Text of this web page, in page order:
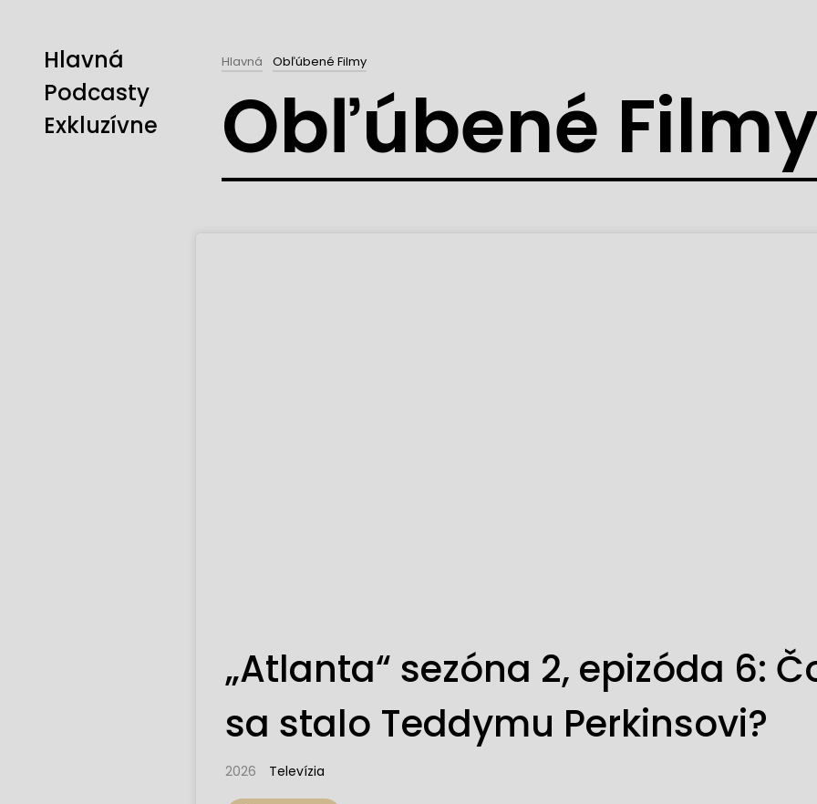
Hlavná
Podcasty
Exkluzívne
Hlavná Obľúbené Filmy
Obľúbené
„Atlanta“ sezóna 2, epizóda 6:
sa stalo Teddymu Perkinsovi?
2026 Televízia